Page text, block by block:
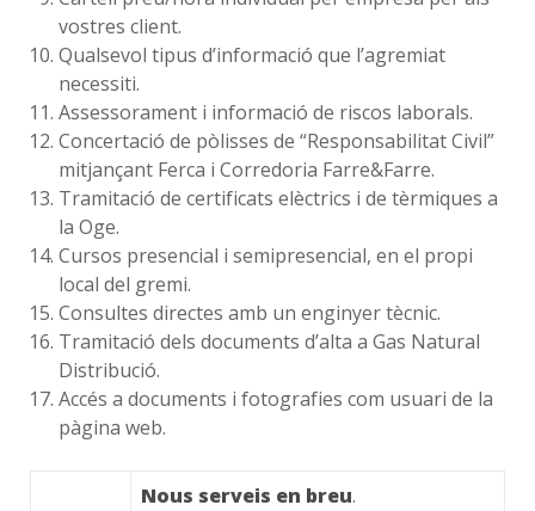
vostres client.
Qualsevol tipus d’informació que l’agremiat
necessiti.
Assessorament i informació de riscos laborals.
Concertació de pòlisses de “Responsabilitat Civil”
mitjançant Ferca i Corredoria Farre&Farre.
Tramitació de certificats elèctrics i de tèrmiques a
la Oge.
Cursos presencial i semipresencial, en el propi
local del gremi.
Consultes directes amb un enginyer tècnic.
Tramitació dels documents d’alta a Gas Natural
Distribució.
Accés a documents i fotografies com usuari de la
pàgina web.
Nous serveis en breu.